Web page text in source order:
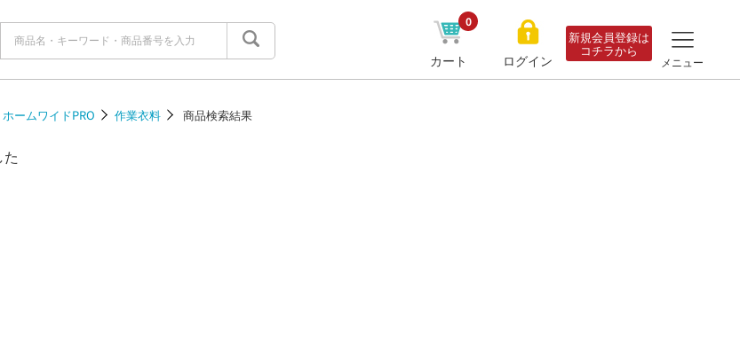
カート
0
ログイン
新規会員登録は
コチラから
メニュー
ホームワイドPRO 作業衣料 商品検索結果